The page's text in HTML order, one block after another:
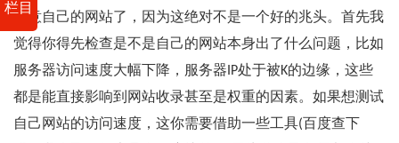
栏目
注意自己的网站了，因为这绝对不是一个好的兆头。首先我
觉得你得先检查是不是自己的网站本身出了什么问题，比如
服务器访问速度大幅下降，服务器IP处于被K的边缘，这些
都是能直接影响到网站收录甚至是权重的因素。如果想测试
自己网站的访问速度，这你需要借助一些工具(百度查下